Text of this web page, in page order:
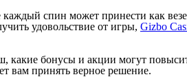
спин может принести как
удовольствие от игры, Gizbo
бонусы и акции могут
вам принять верное решение.